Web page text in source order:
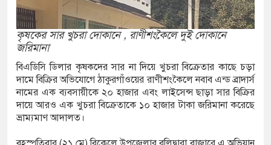
লোকশিল্পী স্বাগত দে আর নেই, শোকের ছায়া বাংলা
বাংলাদেশিদের সতর্ক করল ঢাকাস্থ ভারতীয়
কৃষকের সার খুচরা দোকানে , রাণীশংকৈলে দুই দোকানে
জরিমানা
বিএডিসি ডিলার কৃষকদের সার না দিয়ে খুচরা বিক্রেতার কাছে চড়া
দামে বিক্রির অভিযোগে ঠাকুরগাঁওয়ের রাণীশংকৈলে নবাব এন্ড ব্রাদার্স
নামের এক ব্যবসায়ীকে ২০ হাজার এবং লাইসেন্স ছাড়া সার বিক্রির
দায়ে আরও এক খুচরা বিক্রেতাকে ১০ হাজার টাকা জরিমানা করেছে
ভ্রাম্যমাণ আদালত।